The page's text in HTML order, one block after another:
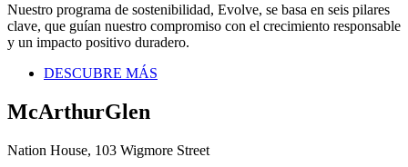
Nuestro programa de sostenibilidad, Evolve, se basa en seis pilares
clave, que guían nuestro compromiso con el crecimiento responsable
y un impacto positivo duradero.
DESCUBRE MÁS
McArthurGlen
Nation House, 103 Wigmore Street